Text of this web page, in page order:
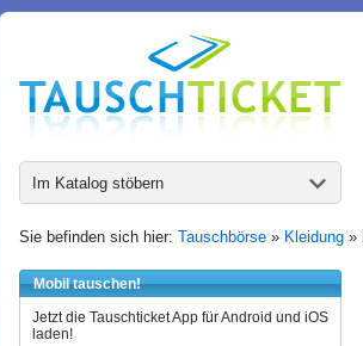
Im Katalog stöbern
Sie befinden sich hier: Tauschbörse » Kleidung »
Mobil tauschen!
Jetzt die Tauschticket App für Android und iOS
laden!